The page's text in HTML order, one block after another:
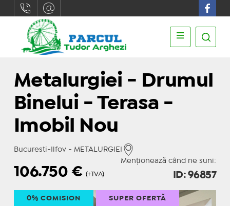
Metalurgiei - Drumul
Binelui - Terasa -
Imobil Nou
Bucuresti-Ilfov - METALURGIEI
Menționează când ne suni:
106.750 € (+TVA) ID: 96857
0% COMISION SUPER OFERTĂ